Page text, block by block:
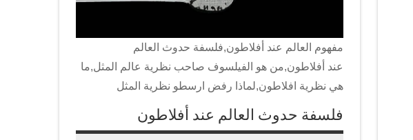
مفهوم العالم عند أفلاطون,فلسفة حدوث العالم
عند أفلاطون,من هو الفيلسوف صاحب نظرية عالم المثل,ما
هي نظرية افلاطون,لماذا رفض ارسطو نظرية المثل
فلسفة حدوث العالم عند أفلاطون